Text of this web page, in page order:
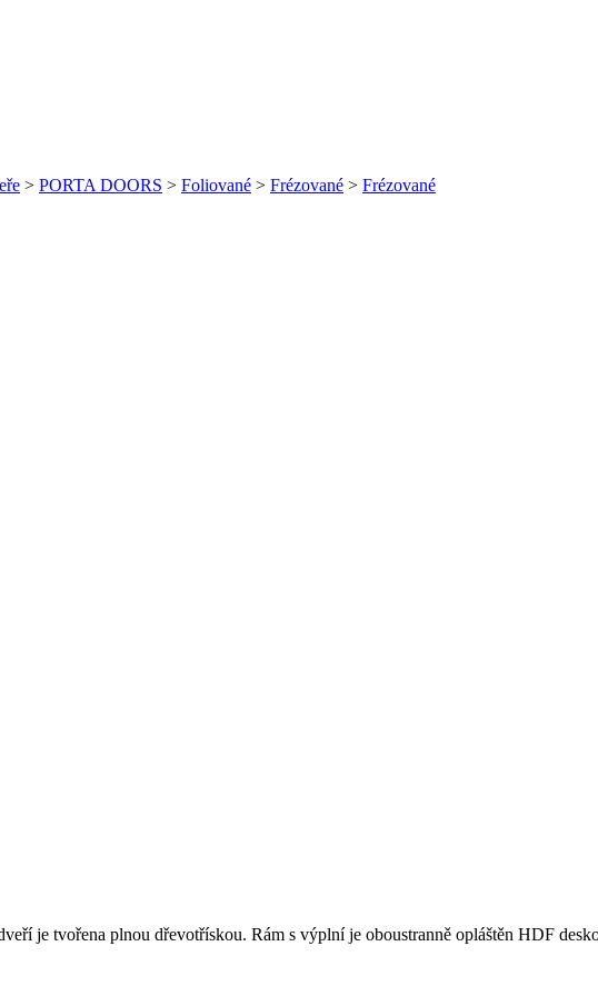
> PORTA DOORS > Foliované > Frézované > Frézované
je tvořena plnou dřevotřískou. Rám s výplní je oboustranně opláštěn HDF